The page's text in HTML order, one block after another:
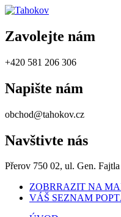
Zavolejte nám
+420 581 206 306
Napište nám
obchod@tahokov.cz
Navštivte nás
Přerov 750 02, ul. Gen.
ZOBRRAZIT NA
VÁŠ SEZNAM